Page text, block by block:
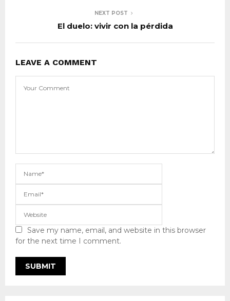
NEXT POST
El duelo: vivir con la pérdida
LEAVE A COMMENT
Save my name, email, and website in this browser
for the next time I comment.